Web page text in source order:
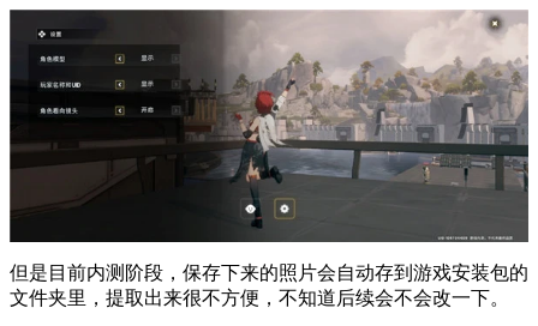
但是目前内测阶段，保存下来的照片会自动存到游戏安装包的
文件夹里，提取出来很不方便，不知道后续会不会改一下。